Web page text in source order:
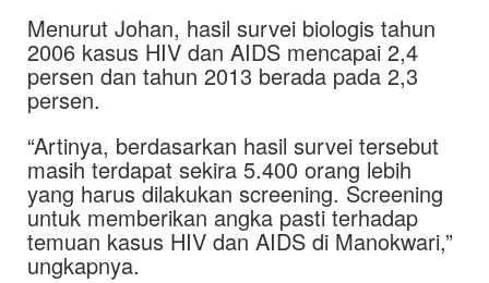
Menurut Johan, hasil survei biologis tahun
2006 kasus HIV dan AIDS mencapai 2,4
persen dan tahun 2013 berada pada 2,3
persen.
“Artinya, berdasarkan hasil survei tersebut
masih terdapat sekira 5.400 orang lebih
yang harus dilakukan screening. Screening
untuk memberikan angka pasti terhadap
temuan kasus HIV dan AIDS di Manokwari,”
ungkapnya.